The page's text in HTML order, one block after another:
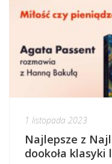
1 listopada 2023
Najlepsze z
dookoła